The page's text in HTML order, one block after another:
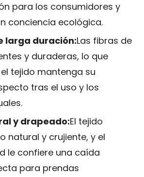
para los consumidores y
conciencia ecológica.
larga duración:Las fibras de
y duraderas, lo que
tejido mantenga su
tras el uso y los
y drapeado:El tejido
natural y crujiente, y el
le confiere una caída
para prendas